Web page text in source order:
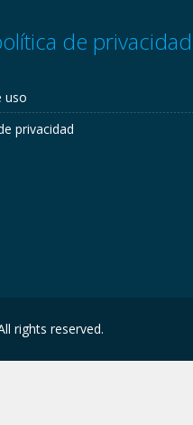
de privacidad
uso
privacidad
rights reserved.